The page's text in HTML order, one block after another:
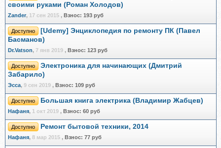
cвoими рукaми (Роман Холодов)
Zander, 17 сен 2015 , Взнос: 193 руб
Доступно
[Udemy] Энциклопедия по ремонту ПК (Павел
Басманов)
Dr.Vatson, 7 янв 2019 , Взнос: 123 руб
Доступно
Электроника для начинающих (Дмитрий
Забарило)
Эсса, 9 сен 2019 , Взнос: 109 руб
Доступно Большая книга электрика (Владимир Жабцев)
Нафаня, 1 окт 2019 , Взнос: 60 руб
Доступно Ремонт бытовой техники, 2014
Нафаня, 8 мар 2015 , Взнос: 77 руб